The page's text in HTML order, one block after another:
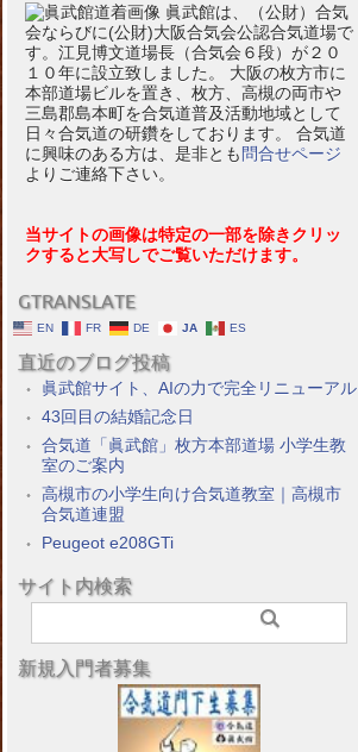
眞武館は、（公財）合気
会ならびに(公財)大阪合気会公認合気道場で
す。江見博文道場長（合気会６段）が２０
１０年に設立致しました。 大阪の枚方市に
本部道場ビルを置き、枚方、高槻の両市や
三島郡島本町を合気道普及活動地域として
日々合気道の研鑽をしております。 合気道
に興味のある方は、是非とも 問合せページ
よりご連絡下さい。
当サイトの画像は特定の一部を除きクリッ
クすると大写しでご覧いただけます。
GTRANSLATE
EN FR DE JA ES
直近のブログ投稿
眞武館サイト、AIの力で完全リニューアル
43回目の結婚記念日
合気道「眞武館」枚方本部道場 小学生教
室のご案内
高槻市の小学生向け合気道教室｜高槻市
合気道連盟
Peugeot e208GTi
サイト内検索
新規入門者募集